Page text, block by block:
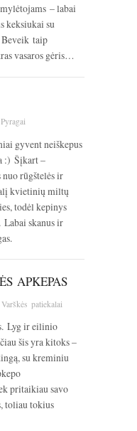
– labai
keksiukai su
taip
vasaros gėris…
Pyragai
gyvent neiškepus
:) Šįkart –
rūgštelės ir
kvietinių miltų
todėl kepinys
skanus ir
APKEPAS
Varškės patiekalai
Lyg ir eilinio
šis yra kitoks –
su kreminiu
pritaikiau savo
toliau tokius